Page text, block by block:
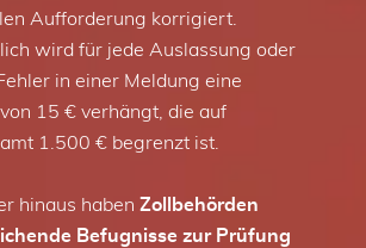
Aufforderung korrigiert.
wird für jede Auslassung oder
in einer Meldung eine
15 € verhängt, die auf
1.500 € begrenzt ist.
hinaus haben Zollbehörden
Befugnisse zur Prüfung